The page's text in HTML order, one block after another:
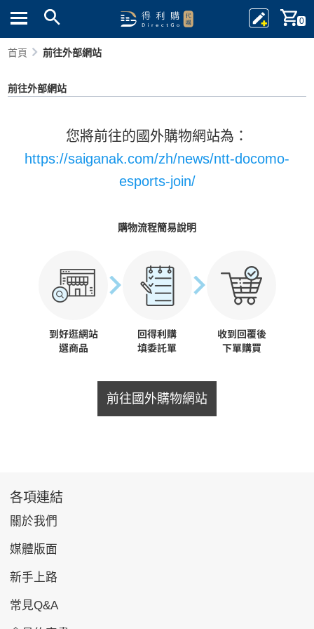
0
首頁 前往外部網站
前往外部網站
您將前往的國外購物網站為：
https://saiganak.com/zh/news/ntt-docomo-
esports-join/
購物流程簡易說明
前往國外購物網站
各項連結
關於我們
媒體版面
新手上路
常見Q&A